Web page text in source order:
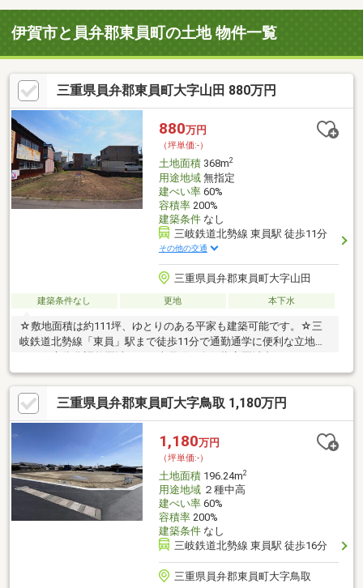
伊賀市と員弁郡東員町の土地 物件一覧
三重県員弁郡東員町大字山田 880万円
880万円
（坪単価:-）
土地面積368m2
用途地域無指定
建ぺい率60%
容積率200%
建築条件なし
三岐鉄道北勢線 東員駅 徒歩11分
その他の交通
三重県員弁郡東員町大字山田
建築条件なし 更地 本下水
☆敷地面積は約111坪、ゆとりのある平家も建築可能です。☆三
岐鉄道北勢線「東員」駅まで徒歩11分で通勤通学に便利な立地で
す。☆市街化調整区域ですが東員町の条例指定区域内のため一戸
建て専用住宅に限り建築可能です。
三重県員弁郡東員町大字鳥取 1,180万円
1,180万円
（坪単価:-）
土地面積196.24m2
用途地域２種中高
建ぺい率60%
容積率200%
建築条件なし
三岐鉄道北勢線 東員駅 徒歩16分
三重県員弁郡東員町大字鳥取